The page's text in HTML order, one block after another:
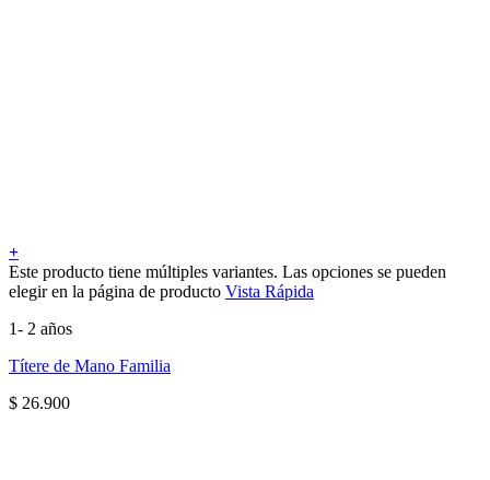
+
Este producto tiene múltiples variantes. Las opciones se pueden
elegir en la página de producto Vista Rápida
1- 2 años
Títere de Mano Familia
$ 26.900